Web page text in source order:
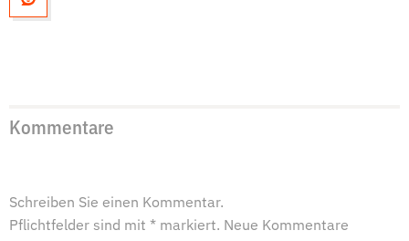
Kommentare
Schreiben Sie einen Kommentar.
Pflichtfelder sind mit * markiert. Neue Kommentare